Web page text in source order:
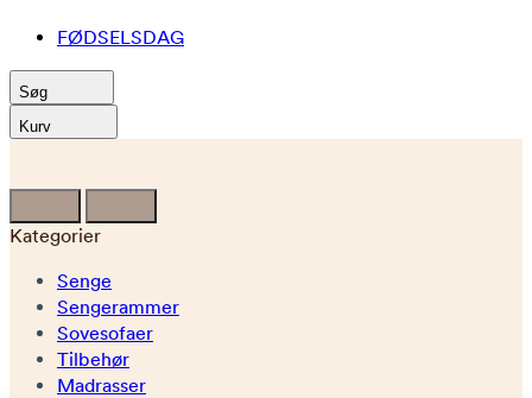
FØDSELSDAG
Søg
Kurv
Kategorier
Senge
Sengerammer
Sovesofaer
Tilbehør
Madrasser